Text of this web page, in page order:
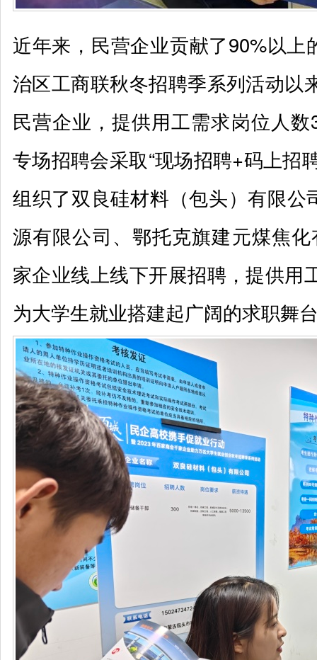
近年来，民营企业贡献了90%以上
治区工商联秋冬招聘季系列活动以
民营企业，提供用工需求岗位人
专场招聘会采取“现场招聘+码上招
组织了双良硅材料（包头）有限公
源有限公司、鄂托克旗建元煤焦
家企业线上线下开展招聘，提供用
为大学生就业搭建起广阔的求职舞